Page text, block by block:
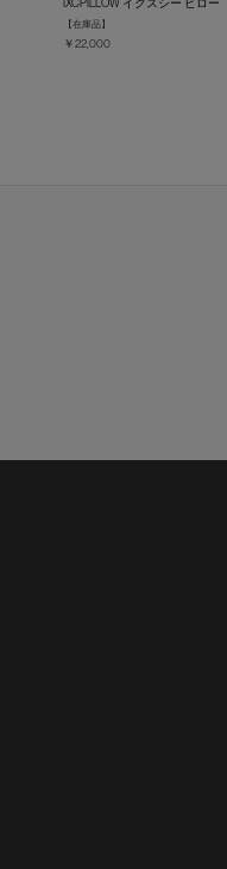
IXCPILLOW イクスシー ピロー
【在庫品】
￥22,000